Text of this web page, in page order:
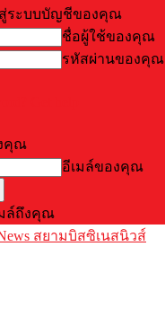
ระบบบัญชีของคุณ
ชื่อผู้ใช้ของคุณ
รหัสผ่านของคุณ
คุณ
อีเมล์ของคุณ
ล์ถึงคุณ
สยามบิสซิเนสนิวส์